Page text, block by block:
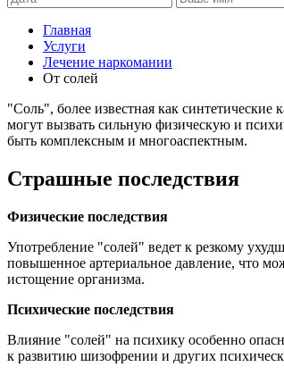
Главная
Услуги
Лечение наркомании
От солей
"Соль", более известная как
могут вызвать сильную физическую и
быть комплексным и многоаспектным.
Страшные последствия
Физические последствия
Употребление "солей" ведет к резкому
повышенное артериальное давление, что
истощение организма.
Психические последствия
Влияние "солей" на психику особенно
к развитию шизофрении и других